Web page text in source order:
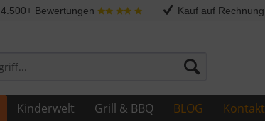
4.500+ Bewertungen Kauf auf Rechnung
Kinderwelt Grill & BBQ BLOG Kontakt